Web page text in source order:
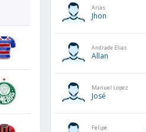
Arias
Jhon
Andrade Elias
Allan
Manuel Lopez
José
Felipe